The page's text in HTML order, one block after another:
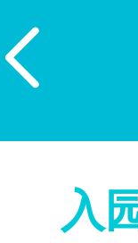

入